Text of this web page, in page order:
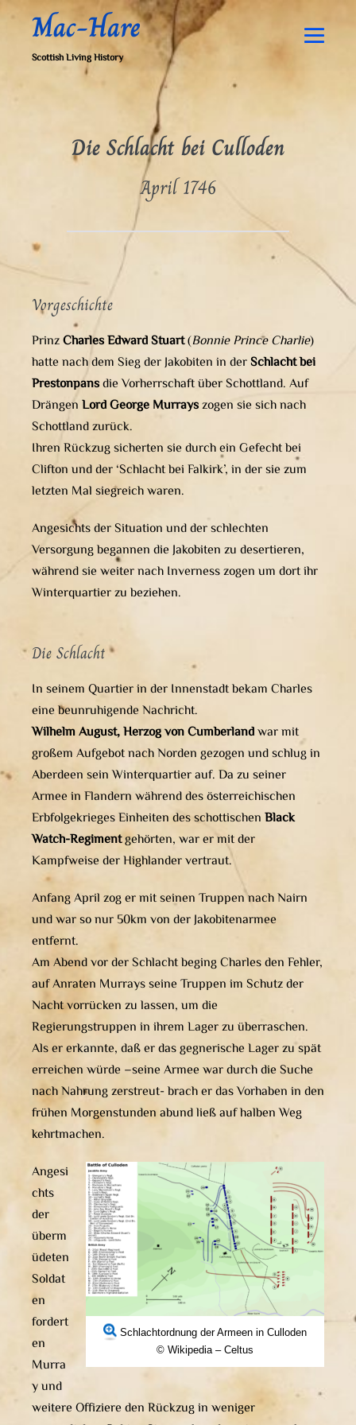
Zum
springen
Mac-Hare
Scottish Living History
Die Schlacht bei Culloden
April 1746
Vorgeschichte
PrinzCharles Edward Stuart(Bonnie Prince Charlie)
hatte nach dem Sieg der Jakobiten in derSchlacht bei
Prestonpansdie Vorherrschaft über Schottland. Auf
Drängen Lord George Murrayszogen sie sich nach
Schottland zurück.
Ihren Rückzug sicherten sie durch ein Gefecht bei
Clifton und der ‘Schlacht bei Falkirk’, in der sie zum
letzten Mal siegreich waren.
Angesichts der Situation und der schlechten
Versorgung begannen die Jakobiten zu desertieren,
während sie weiter nach Inverness zogen um dort ihr
Winterquartier zu beziehen.
Die Schlacht
In seinem Quartier in der Innenstadt bekam Charles
eine beunruhigende Nachricht.
Wilhelm August, Herzog von Cumberlandwar mit
großem Aufgebot nach Norden gezogen und schlug in
Aberdeen sein Winterquartier auf. Da zu seiner
Armee in Flandern während des österreichischen
Erbfolgekrieges Einheiten des schottischen Black
Watch-Regimentgehörten, war er mit der
Kampfweise der Highlander vertraut.
Anfang April zog er mit seinen Truppen nach Nairn
und war so nur 50km von der Jakobitenarmee
entfernt.
Am Abend vor der Schlacht beging Charles den Fehler,
auf Anraten Murrays seine Truppen im Schutz der
Nacht vorrücken zu lassen, um die
Regierungstruppen in ihrem Lager zu überraschen.
Als er erkannte, daß er das gegnerische Lager zu spät
erreichen würde –seine Armee war durch die Suche
nach Nahrung zerstreut- brach er das Vorhaben in den
frühen Morgenstunden abund ließ auf halben Weg
kehrtmachen.
Schlachtordnung der Armeen in Culloden
© Wikipedia – Celtus
Angesi
chts
der
überm
üdeten
Soldat
en
fordert
en
Murra
y und
weitere Offiziere den Rückzug in weniger